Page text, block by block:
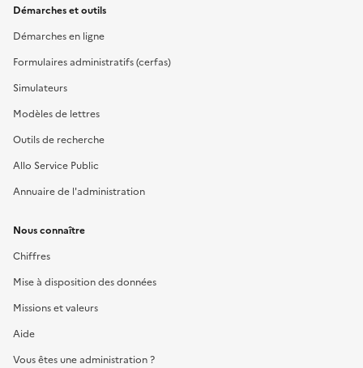
Démarches et outils
Démarches en ligne
Formulaires administratifs (cerfas)
Simulateurs
Modèles de lettres
Outils de recherche
Allo Service Public
Annuaire de l'administration
Nous connaître
Chiffres
Mise à disposition des données
Missions et valeurs
Aide
Vous êtes une administration ?